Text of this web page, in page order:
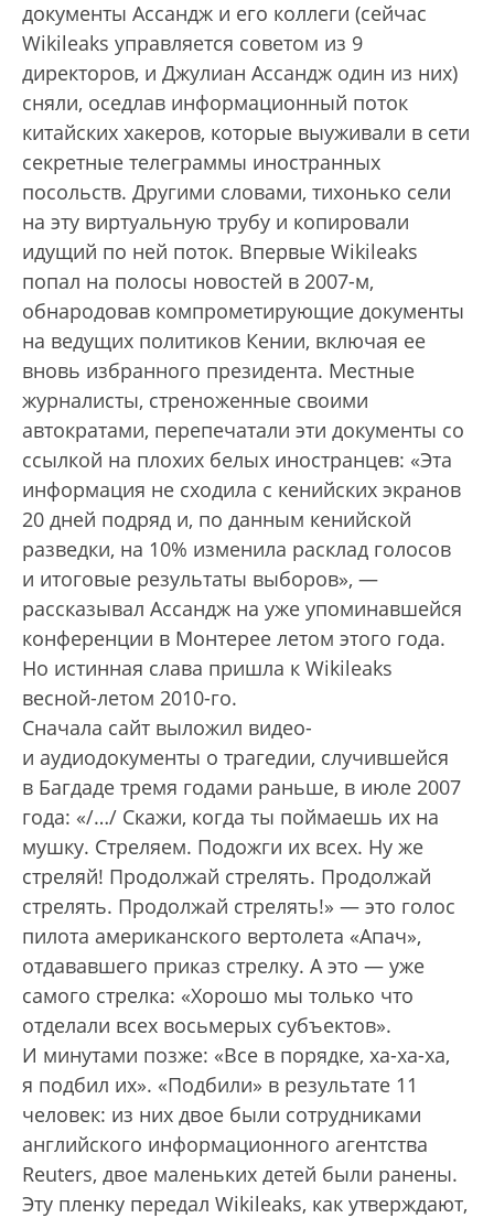
документы Ассандж и его коллеги (сейчас
Wikileaks управляется советом из 9
директоров, и Джулиан Ассандж один из них)
сняли, оседлав информационный поток
китайских хакеров, которые выуживали в сети
секретные телеграммы иностранных
посольств. Другими словами, тихонько сели
на эту виртуальную трубу и копировали
идущий по ней поток. Впервые Wikileaks
попал на полосы новостей в 2007-м,
обнародовав компрометирующие документы
на ведущих политиков Кении, включая ее
вновь избранного президента. Местные
журналисты, стреноженные своими
автократами, перепечатали эти документы со
ссылкой на плохих белых иностранцев: «Эта
информация не сходила с кенийских экранов
20 дней подряд и, по данным кенийской
разведки, на 10% изменила расклад голосов
и итоговые результаты выборов», —
рассказывал Ассандж на уже упоминавшейся
конференции в Монтерее летом этого года.
Но истинная слава пришла к Wikileaks
весной-летом 2010-го.
Сначала сайт выложил видео-
и аудиодокументы о трагедии, случившейся
в Багдаде тремя годами раньше, в июле 2007
года: «/…/ Скажи, когда ты поймаешь их на
мушку. Стреляем. Подожги их всех. Ну же
стреляй! Продолжай стрелять. Продолжай
стрелять. Продолжай стрелять!» — это голос
пилота американского вертолета «Апач»,
отдававшего приказ стрелку. А это — уже
самого стрелка: «Хорошо мы только что
отделали всех восьмерых субъектов».
И минутами позже: «Все в порядке, ха-ха-ха,
я подбил их». «Подбили» в результате 11
человек: из них двое были сотрудниками
английского информационного агентства
Reuters, двое маленьких детей были ранены.
Эту пленку передал Wikileaks, как утверждают,